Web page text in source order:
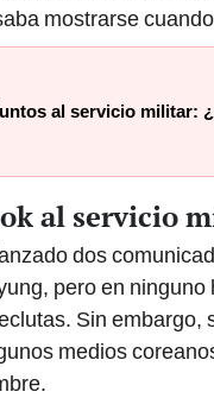
mostrarse
al servicio militar:
al servicio
dos
pero en
Sin embargo,
medios